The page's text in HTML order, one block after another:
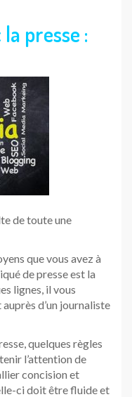
presse :
de toute une
que vous avez à
de presse est la
lignes, il vous
d’un journaliste
quelques règles
l’attention de
concision et
ci doit être fluide et